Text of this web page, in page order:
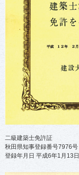
二級建築士免許証
秋田県知事登録番号7976号
登録年月日 平成6年1月13日